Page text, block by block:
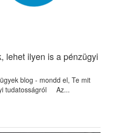
lehet ilyen is a pénzügyi
blog - mondd el, Te mit
tudatosságról Az...